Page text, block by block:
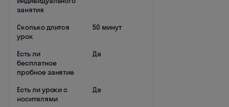
занятия
Сколько длится
урок
50 минут
Есть ли
бесплатное
пробное занятие
Да
Есть ли уроки с
носителями
Да